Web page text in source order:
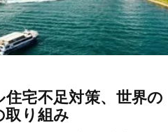
宅不足対策、世界の
取り組み